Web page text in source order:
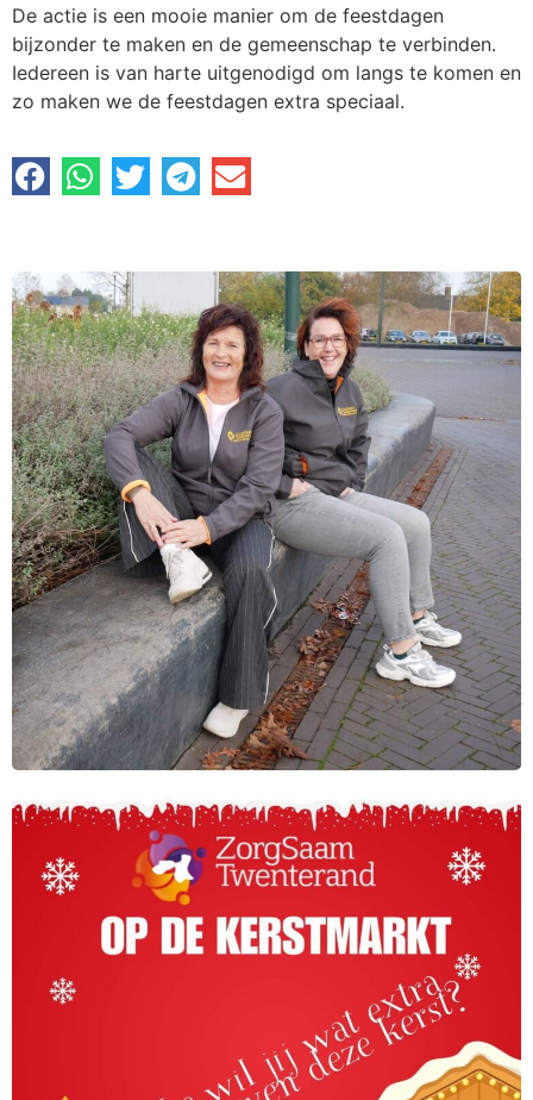
De actie is een mooie manier om de feestdagen
bijzonder te maken en de gemeenschap te verbinden.
Iedereen is van harte uitgenodigd om langs te komen en
zo maken we de feestdagen extra speciaal.